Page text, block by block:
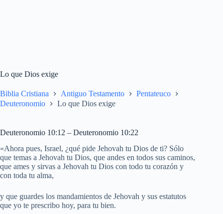
Lo que Dios exige
Biblia Cristiana Antiguo Testamento
Pentateuco
Deuteronomio
Lo que Dios exige
Deuteronomio 10:12 – Deuteronomio 10:22
«Ahora pues, Israel, ¿qué pide Jehovah tu Dios de ti? Sólo
que temas a Jehovah tu Dios, que andes en todos sus caminos,
que ames y sirvas a Jehovah tu Dios con todo tu corazón y
con toda tu alma,
y que guardes los mandamientos de Jehovah y sus estatutos
que yo te prescribo hoy, para tu bien.